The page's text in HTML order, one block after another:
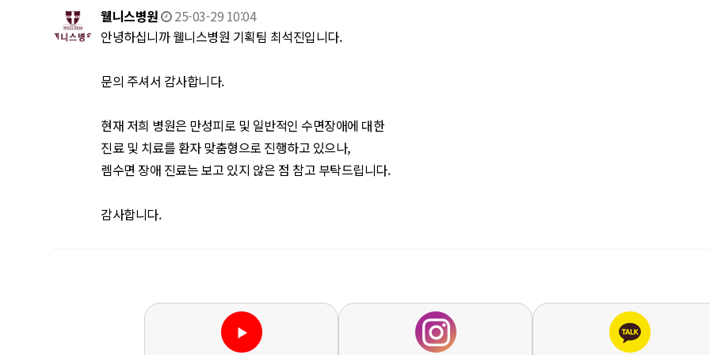
웰니스병원
25-03-29 10:04
안녕하십니까 웰니스병원 기획팀 최석진입니다.
문의 주셔서 감사합니다.
현재 저희 병원은 만성피로 및 일반적인 수면장애에 대한
진료 및 치료를 환자 맞춤형으로 진행하고 있으나,
렘수면 장애 진료는 보고 있지 않은 점 참고 부탁드립니다.
감사합니다.